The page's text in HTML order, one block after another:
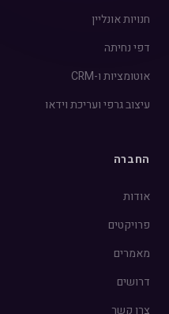
חנויות אונליין
דפי נחיתה
אוטומציות ו-CRM
עיצוב גרפי ועריכת וידאו
החברה
אודות
פרויקטים
מאמרים
דרושים
צרו קשר